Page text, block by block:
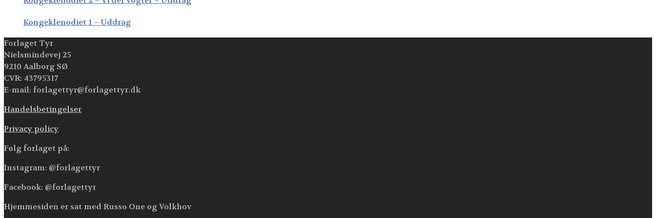
Kongeklenodiet 1 – Uddrag
Forlaget Tyr
Nielsmindevej 25
9210 Aalborg SØ
CVR: 43795317
E-mail: forlagettyr@forlagettyr.dk
Handelsbetingelser
Privacy policy
Følg forlaget på:
Instagram: @forlagettyr
Facebook: @forlagettyr
Hjemmesiden er sat med Russo One og Volkhov